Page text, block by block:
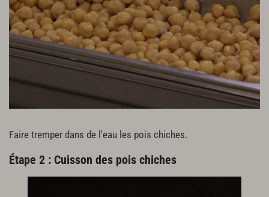
Faire tremper dans de l'eau les pois chiches.
Étape 2 : Cuisson des pois chiches